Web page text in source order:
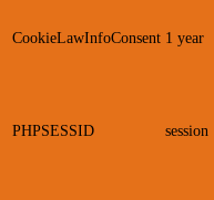
CookieLawInfoConsent 1 year
PHPSESSID session